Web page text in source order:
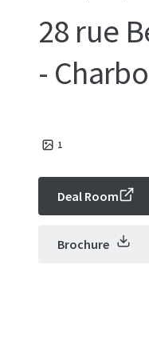
28 rue
-
1
Deal Room
Brochure